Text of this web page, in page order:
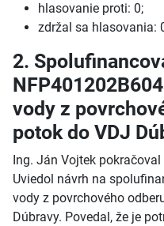
hlasovanie proti: 0;
zdržal sa hlasovania:
2.
vody z
potok do VDJ
Ing. Ján Vojtek
Uviedol návrh na
vody z povrchového
Dúbravy. Povedal, že je